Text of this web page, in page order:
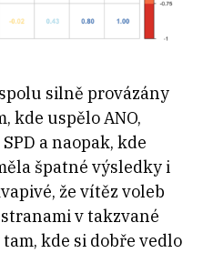
silně provázány
kde uspělo ANO,
a naopak, kde
špatné výsledky i
že vítěz voleb
v takzvané
kde si dobře vedlo